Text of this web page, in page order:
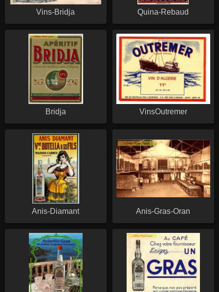
Vins-Bridja Quina-Rebaud
Bridja VinsOutremer
Anis-Diamant Anis-Gras-Oran